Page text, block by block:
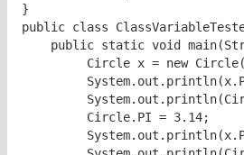
}
public class
public static void
Circle x = new
         Circle.PI = 3.14;